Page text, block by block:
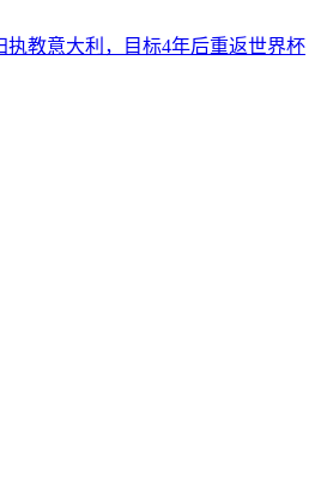
执教意大利，目标4年后重返世界杯